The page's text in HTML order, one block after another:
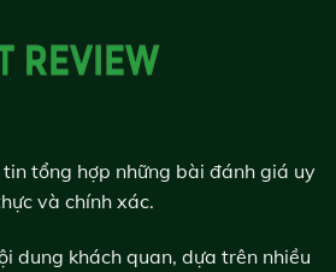
tổng hợp những bài đánh giá uy
và chính xác.
dung khách quan, dựa trên nhiều